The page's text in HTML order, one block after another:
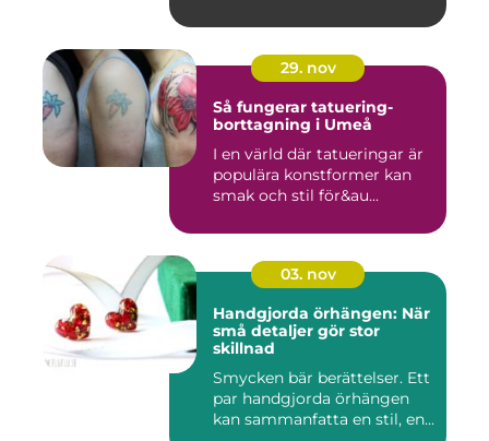
29. nov
Så fungerar tatuering-
borttagning i Umeå
I en värld där tatueringar är
populära konstformer kan
smak och stil för&au...
03. nov
Handgjorda örhängen: När
små detaljer gör stor
skillnad
Smycken bär berättelser. Ett
par handgjorda örhängen
kan sammanfatta en stil, en...